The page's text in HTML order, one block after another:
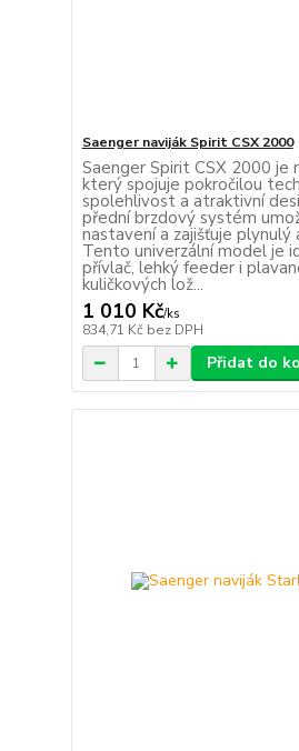
Saenger naviják Spirit CSX 2000
Saenger Spirit CSX 2000 je
který spojuje pokročilou
spolehlivost a atraktivní
přední brzdový systém
nastavení a zajišťuje plynulý
Tento univerzální model je
přívlač, lehký feeder i
kuličkových lož...
1 010 Kč/ks
834,71 Kč bez DPH
Přidat do